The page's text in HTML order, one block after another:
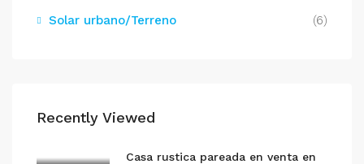
Solar urbano/Terreno
(6)
Recently Viewed
Casa rustica pareada en venta en